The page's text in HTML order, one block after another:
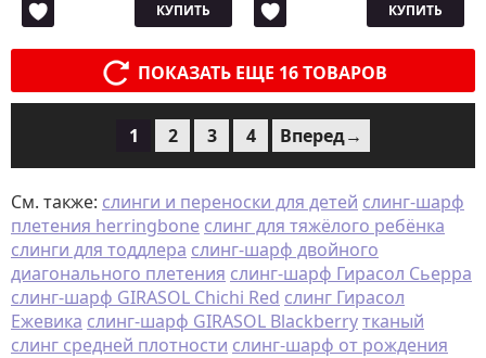
КУПИТЬ КУПИТЬ
ПОКАЗАТЬ ЕЩЕ 16 ТОВАРОВ
1 2 3 4 Вперед→
См. также: слинги и переноски для детей слинг-шарф
плетения herringbone слинг для тяжёлого ребёнка
слинги для тоддлера слинг-шарф двойного
диагонального плетения слинг-шарф Гирасол Сьерра
слинг-шарф GIRASOL Chichi Red слинг Гирасол
Ежевика слинг-шарф GIRASOL Blackberryтканый
слинг средней плотности слинг-шарф от рождения